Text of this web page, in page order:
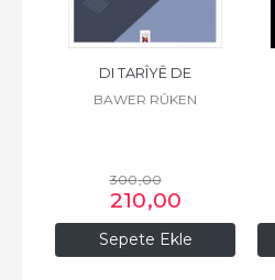
Sepete Ekle
DI TARÎYÊ DE
BAWER RÛKEN
300,00
210,00